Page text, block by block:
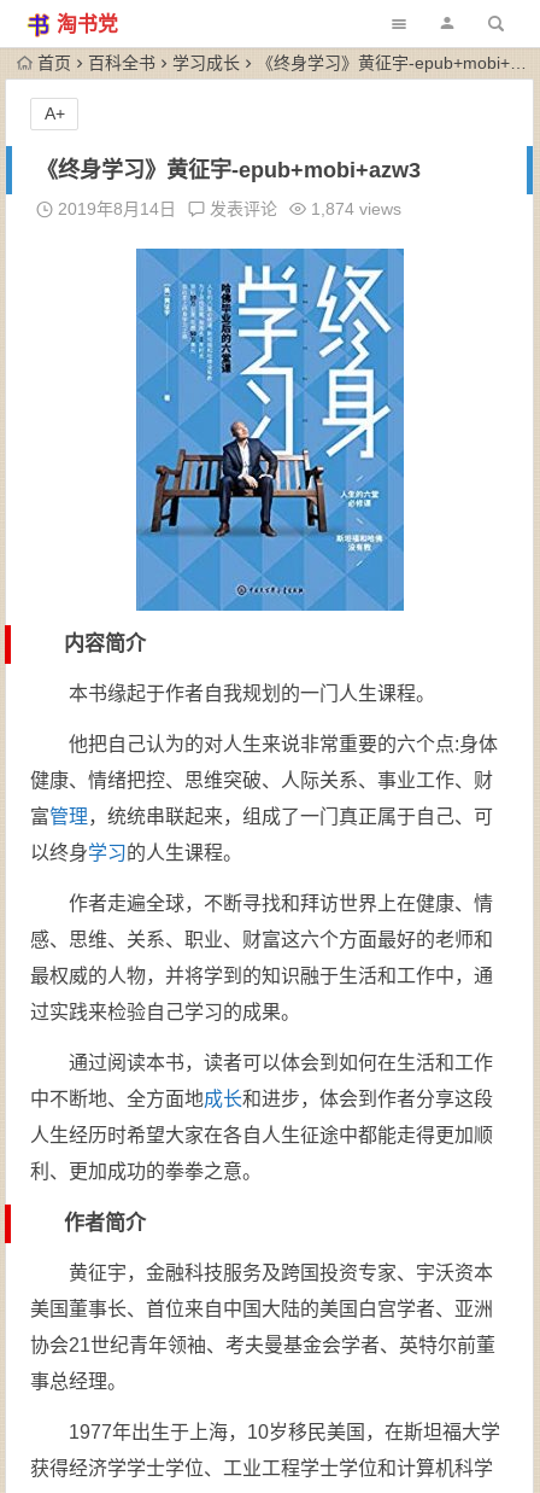
淘书党
首页 百科全书 学习成长 《终身学习》黄征宇-epub+mobi+azw3
《终身学习》黄征宇-epub+mobi+azw3
2019年8月14日 发表评论 1,874 views
内容简介
本书缘起于作者自我规划的一门人生课程。
他把自己认为的对人生来说非常重要的六个点:身体
健康、情绪把控、思维突破、人际关系、事业工作、财
富管理，统统串联起来，组成了一门真正属于自己、可
以终身学习的人生课程。
作者走遍全球，不断寻找和拜访世界上在健康、情
感、思维、关系、职业、财富这六个方面最好的老师和
最权威的人物，并将学到的知识融于生活和工作中，通
过实践来检验自己学习的成果。
通过阅读本书，读者可以体会到如何在生活和工作
中不断地、全方面地成长和进步，体会到作者分享这段
人生经历时希望大家在各自人生征途中都能走得更加顺
利、更加成功的拳拳之意。
作者简介
黄征宇，金融科技服务及跨国投资专家、宇沃资本
美国董事长、首位来自中国大陆的美国白宫学者、亚洲
协会21世纪青年领袖、考夫曼基金会学者、英特尔前董
事总经理。
1977年出生于上海，10岁移民美国，在斯坦福大学
获得经济学学士学位、工业工程学士学位和计算机科学
A+